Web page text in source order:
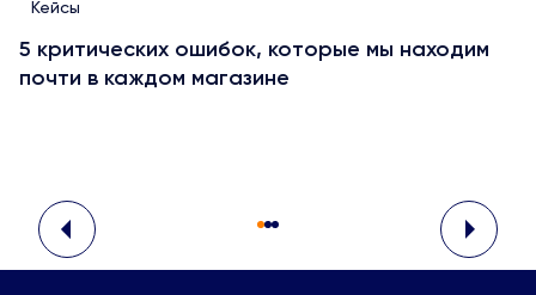
Кейсы
5 критических ошибок, которые мы находим
почти в каждом магазине